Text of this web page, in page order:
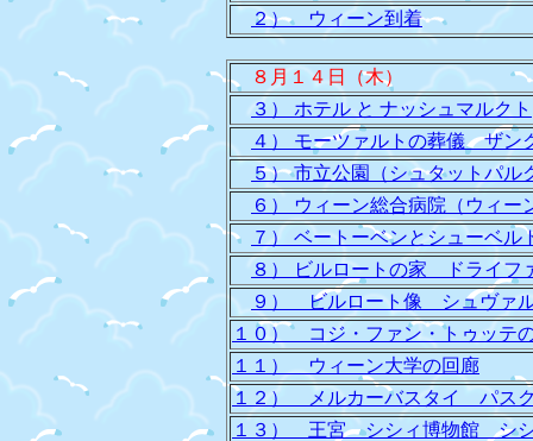
２） ウィーン到着
８月１４日（木）
３） ホテル と ナッシュマルクト
４） モーツァルトの葬儀 ザン
５） 市立公園（シュタットパ
６） ウィーン総合病院（ウィー
７） ベートーベンとシューベ
８） ビルロートの家 ドライフ
９） ビルロート像 シュヴァ
１０） コジ・ファン・トゥッテ
１１） ウィーン大学の回廊
１２） メルカーバスタイ パス
１３） 王宮 シシィ博物館 シ